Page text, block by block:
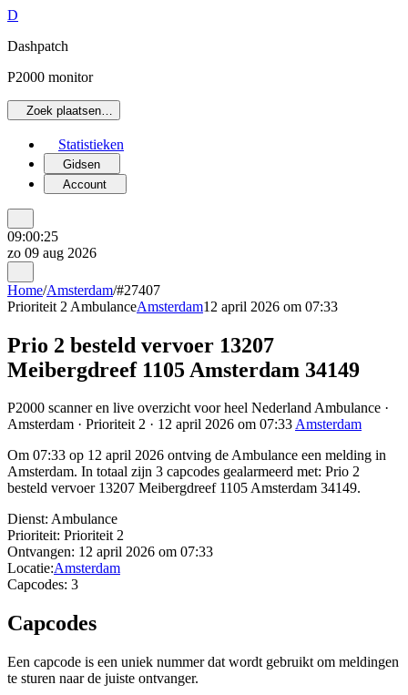
D
Dashpatch
P2000 monitor
Zoek plaatsen…
Statistieken
Gidsen
Account
09:00:25
zo 09 aug 2026
Home/Amsterdam/#27407
Prioriteit 2 AmbulanceAmsterdam12 april 2026 om 07:33
Prio 2 besteld vervoer 13207
Meibergdreef 1105 Amsterdam 34149
P2000 scanner en live overzicht voor heel Nederland Ambulance ·
Amsterdam · Prioriteit 2 · 12 april 2026 om 07:33Amsterdam
Om 07:33 op 12 april 2026 ontving de Ambulance een melding in
Amsterdam. In totaal zijn 3 capcodes gealarmeerd met: Prio 2
besteld vervoer 13207 Meibergdreef 1105 Amsterdam 34149.
Dienst: Ambulance
Prioriteit: Prioriteit 2
Ontvangen: 12 april 2026 om 07:33
Locatie:Amsterdam
Capcodes: 3
Capcodes
Een capcode is een uniek nummer dat wordt gebruikt om meldingen
te sturen naar de juiste ontvanger.